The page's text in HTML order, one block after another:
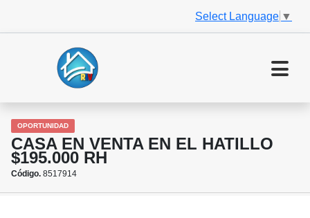
Select Language ▼
OPORTUNIDAD
CASA EN VENTA EN EL HATILLO
$195.000 RH
Código. 8517914